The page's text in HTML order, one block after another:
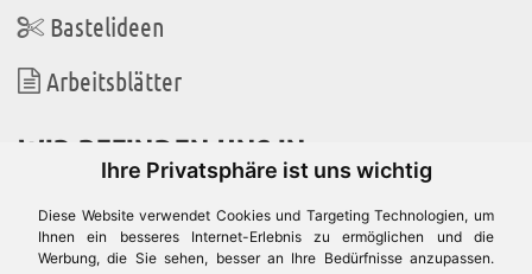
Ihre Privatsphäre ist uns wichtig
Diese Website verwendet Cookies und Targeting Technologien, um
Ihnen ein besseres Internet-Erlebnis zu ermöglichen und die
Werbung, die Sie sehen, besser an Ihre Bedürfnisse anzupassen.
Bastelideen
Arbeitsblätter
WIR BEFINDEN UNS IN